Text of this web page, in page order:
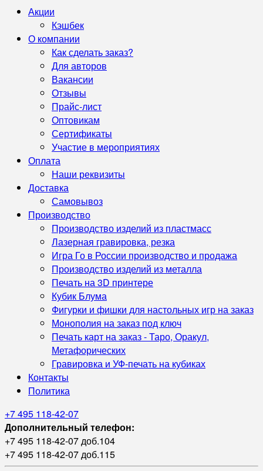
Акции
Кэшбек
О компании
Как сделать заказ?
Для авторов
Вакансии
Отзывы
Прайс-лист
Оптовикам
Сертификаты
Участие в мероприятиях
Оплата
Наши реквизиты
Доставка
Самовывоз
Производство
Производство изделий из пластмасс
Лазерная гравировка, резка
Игра Го в России производство и продажа
Производство изделий из металла
Печать на 3D принтере
Кубик Блума
Фигурки и фишки для настольных игр на заказ
Монополия на заказ под ключ
Печать карт на заказ - Таро, Оракул,
Метафорических
Гравировка и УФ‑печать на кубиках
Контакты
Политика
+7 495 118-42-07
Дополнительный телефон:
+7 495 118-42-07 доб.104
+7 495 118-42-07 доб.115